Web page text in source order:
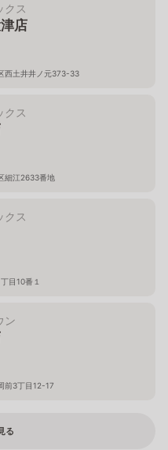
クス
店
西土井井ノ元373-33
クス
細江2633番地
クス
目10番１
ン
前3丁目12-17
る